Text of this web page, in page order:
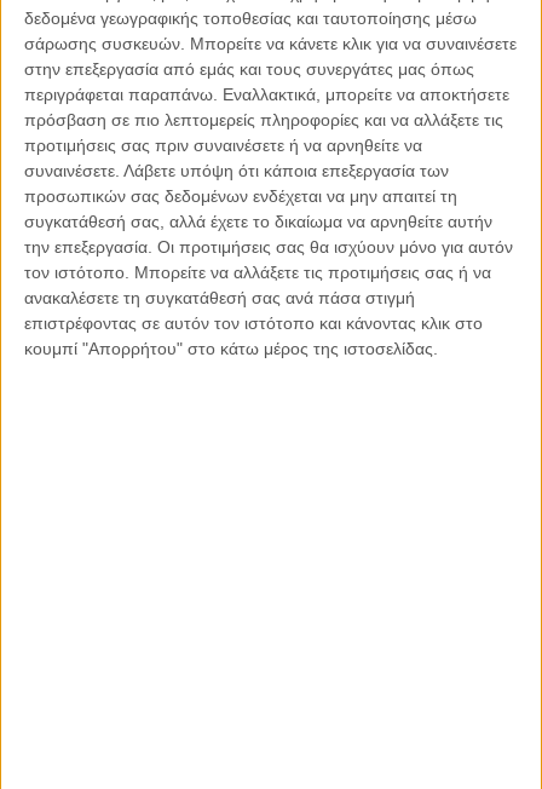
δεδομένα γεωγραφικής τοποθεσίας και ταυτοποίησης μέσω
σάρωσης συσκευών. Μπορείτε να κάνετε κλικ για να συναινέσετε
στην επεξεργασία από εμάς και τους συνεργάτες μας όπως
περιγράφεται παραπάνω. Εναλλακτικά, μπορείτε να αποκτήσετε
πρόσβαση σε πιο λεπτομερείς πληροφορίες και να αλλάξετε τις
προτιμήσεις σας πριν συναινέσετε ή να αρνηθείτε να
συναινέσετε. Λάβετε υπόψη ότι κάποια επεξεργασία των
προσωπικών σας δεδομένων ενδέχεται να μην απαιτεί τη
συγκατάθεσή σας, αλλά έχετε το δικαίωμα να αρνηθείτε αυτήν
την επεξεργασία. Οι προτιμήσεις σας θα ισχύουν μόνο για αυτόν
τον ιστότοπο. Μπορείτε να αλλάξετε τις προτιμήσεις σας ή να
ανακαλέσετε τη συγκατάθεσή σας ανά πάσα στιγμή
επιστρέφοντας σε αυτόν τον ιστότοπο και κάνοντας κλικ στο
κουμπί "Απορρήτου" στο κάτω μέρος της ιστοσελίδας.
23.01.2022, 13:27
ΕΛΛΆΔΑ, ΤΟ ΘΈΜΑ ΤΗΣ ΗΜΈΡΑΣ
Χαμόγελο του Παιδιού: Η καταγγελία της ανήλικης
για τον ιερέα – Το εφιαλτικό χρονικό